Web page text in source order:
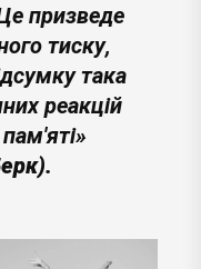
призведе
тиску,
така
реакцій